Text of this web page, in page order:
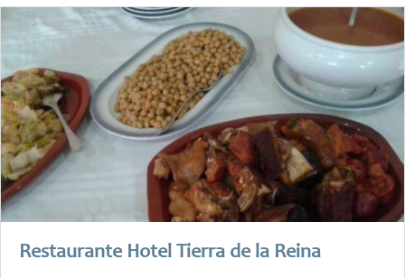
Restaurante Hotel Tierra de la Reina